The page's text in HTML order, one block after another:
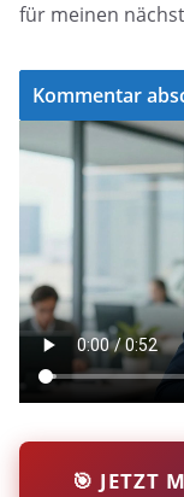
für meinen
🎯 JETZT